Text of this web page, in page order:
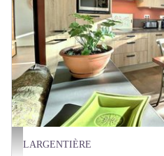
L'espace repas avec accès direct sur la
LARGENTIÈRE